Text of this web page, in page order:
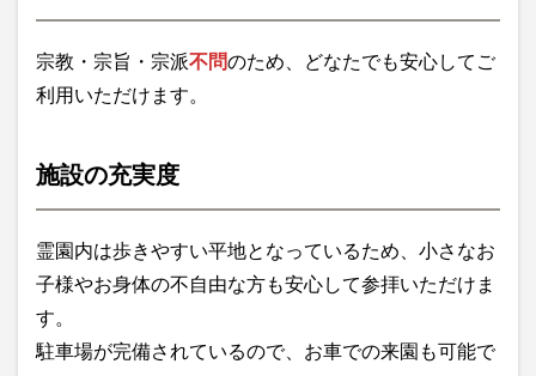
宗教・宗旨・宗派不問のため、どなたでも安心してご
利用いただけます。
施設の充実度
霊園内は歩きやすい平地となっているため、小さなお
子様やお身体の不自由な方も安心して参拝いただけま
す。
駐車場が完備されているので、お車での来園も可能で